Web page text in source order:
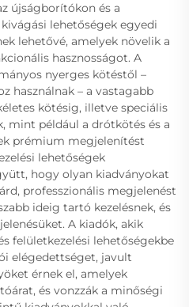
újságborítókon és a
lehetőségek egyedi
lehetővé, amelyek növelik a
hasznosságot. A
nyerges kötéstől –
használnak – a vastagabb
kötésig, illetve speciális
mint például a drótkötés és a
prémium megjelenítést
lehetőségek
hogy olyan kiadványokat
professzionális megjelenést
ideig tartó kezelésnek, és
A kiadók, akik
felületkezelési lehetőségekbe
elégedettséget, javult
érnek el, amelyek
és vonzzák a minőségi